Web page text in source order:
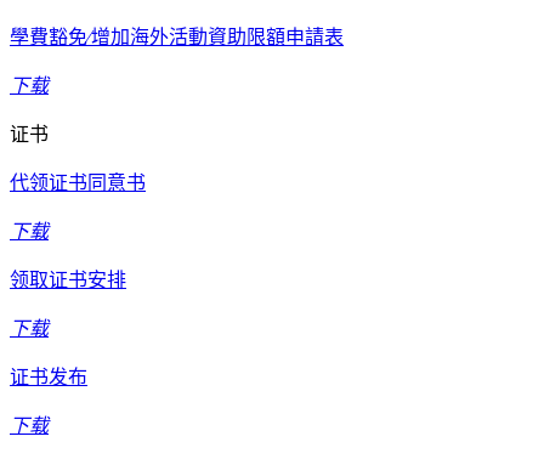
學費豁免∕增加海外活動資助限額申請表
下载
证书
代领证书同意书
下载
领取证书安排
下载
证书发布
下载